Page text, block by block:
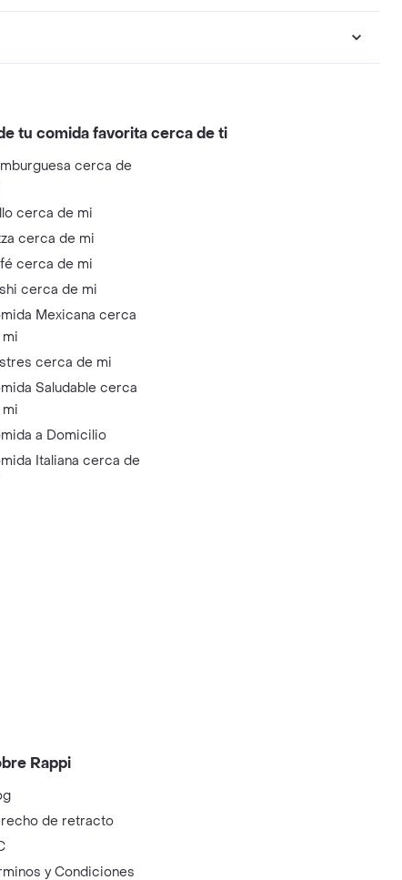
tu comida favorita cerca de ti
cerca de
cerca de mi
cerca de mi
cerca de mi
cerca de mi
Mexicana cerca
cerca de mi
Saludable cerca
a Domicilio
Italiana cerca de
Rappi
de retracto
y Condiciones